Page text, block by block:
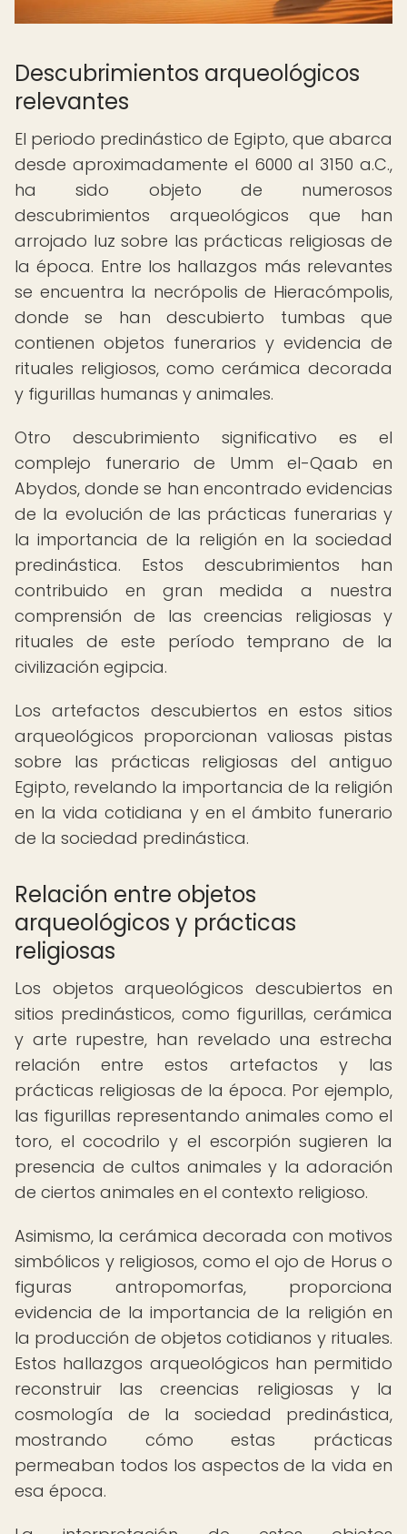
Descubrimientos arqueológicos
relevantes
El periodo predinástico de Egipto, que abarca
desde aproximadamente el 6000 al 3150 a.C.,
ha sido objeto de numerosos
descubrimientos arqueológicos que han
arrojado luz sobre las prácticas religiosas de
la época. Entre los hallazgos más relevantes
se encuentra la necrópolis de Hieracómpolis,
donde se han descubierto tumbas que
contienen objetos funerarios y evidencia de
rituales religiosos, como cerámica decorada
y figurillas humanas y animales.
Otro descubrimiento significativo es el
complejo funerario de Umm el-Qaab en
Abydos, donde se han encontrado evidencias
de la evolución de las prácticas funerarias y
la importancia de la religión en la sociedad
predinástica. Estos descubrimientos han
contribuido en gran medida a nuestra
comprensión de las creencias religiosas y
rituales de este período temprano de la
civilización egipcia.
Los artefactos descubiertos en estos sitios
arqueológicos proporcionan valiosas pistas
sobre las prácticas religiosas del antiguo
Egipto, revelando la importancia de la religión
en la vida cotidiana y en el ámbito funerario
de la sociedad predinástica.
Relación entre objetos
arqueológicos y prácticas
religiosas
Los objetos arqueológicos descubiertos en
sitios predinásticos, como figurillas, cerámica
y arte rupestre, han revelado una estrecha
relación entre estos artefactos y las
prácticas religiosas de la época. Por ejemplo,
las figurillas representando animales como el
toro, el cocodrilo y el escorpión sugieren la
presencia de cultos animales y la adoración
de ciertos animales en el contexto religioso.
Asimismo, la cerámica decorada con motivos
simbólicos y religiosos, como el ojo de Horus o
figuras antropomorfas, proporciona
evidencia de la importancia de la religión en
la producción de objetos cotidianos y rituales.
Estos hallazgos arqueológicos han permitido
reconstruir las creencias religiosas y la
cosmología de la sociedad predinástica,
mostrando cómo estas prácticas
permeaban todos los aspectos de la vida en
esa época.